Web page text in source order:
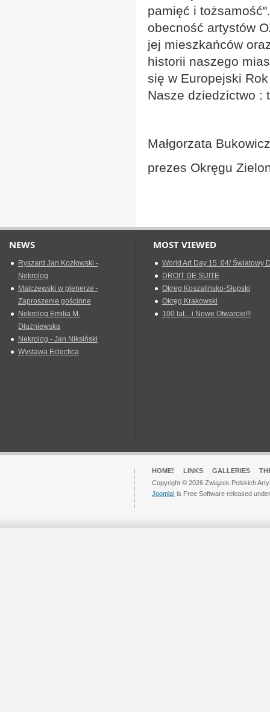
pamięć i
obecność artystów
jej mieszkańców
historii naszego
się w Europejski
Nasze dziedzictwo :
Małgorzata Bukowicz
prezes Okręgu
NEWS
Ryszard Jan Kozłowski -
Nekrolog
Malczewski w plenerze -
Zaproszenie gościnne
Nekrolog Emilia M.
Dłużniewska
Nekrolog - Jan Niksiński
Wystawa Eclectica
MOST VIEWED
World Art Day 15 .04/ Światowy
DROIT DE SUITE
Okreg Koszalińsko-Słupski
Okręg Krakowski
100 lat... i Nowe Otwarcie!!!
HOME! LINKS GALLERIES
Copyright © 2026 Związek Polskich
Joomla! is Free Software released